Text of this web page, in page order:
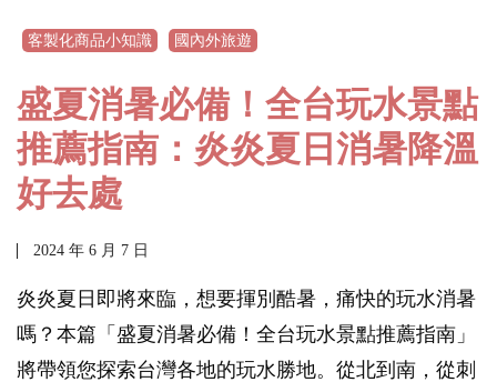
客製化商品小知識 國內外旅遊
盛夏消暑必備！全台玩水景點
推薦指南：炎炎夏日消暑降溫
好去處
2024 年 6 月 7 日
炎炎夏日即將來臨，想要揮別酷暑，痛快的玩水消暑
嗎？本篇「盛夏消暑必備！全台玩水景點推薦指南」
將帶領您探索台灣各地的玩水勝地。從北到南，從刺